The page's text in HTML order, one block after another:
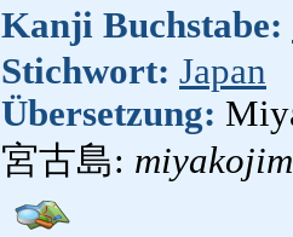
Kanji Buchstabe:
Stichwort: Japan
Übersetzung:
宮古島: